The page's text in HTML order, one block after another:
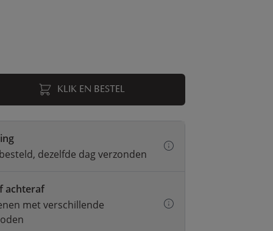
KLIK EN BESTEL
dezelfde dag verzonden
achteraf
met verschillende